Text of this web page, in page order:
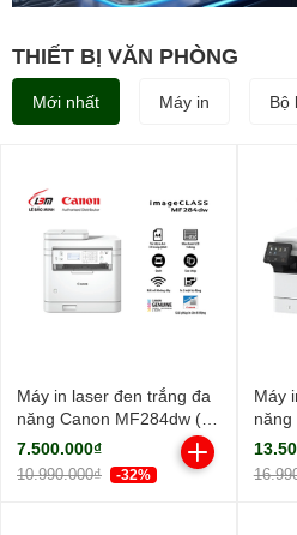
THIẾT BỊ VĂN PHÒNG
Mới nhất Máy in Bộ
Máy in laser đen trắng đa
năng Canon MF284dw (In
đảo mặt| Copy| Scan| ADF
A4| A5| USB| LAN| WIFI)
7.500.000₫
10.990.000₫ -32%
Máy
năng
(NK)